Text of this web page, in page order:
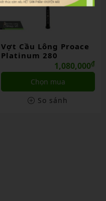
Vợt Cầu Lông Proace
Platinum 280
1,080,000₫
Chọn mua
So sánh